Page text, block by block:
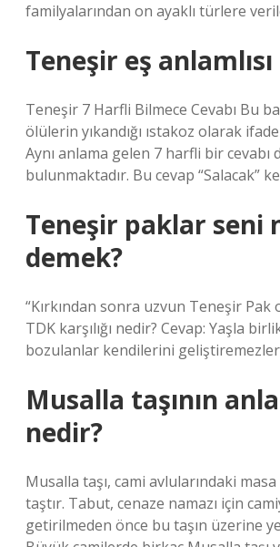
familyalarından on ayaklı türlere
Teneşir eş
Teneşir 7 Harfli Bilmece Cevabı Bu
ölülerin yıkandığı ıstakoz olarak
Aynı anlama gelen 7 harfli bir cevabı
bulunmaktadır. Bu cevap “Salacak”
Teneşir paklar seni
demek?
“Kırkından sonra uzvun Teneşir Pak
TDK karşılığı nedir? Cevap: Yaşla
bozulanlar kendilerini
Musalla taşının
nedir?
Musalla taşı, cami avlularındaki
taştır. Tabut, cenaze namazı için
getirilmeden önce bu taşın üzerine